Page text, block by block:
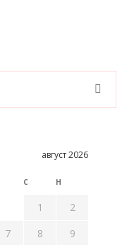
август 2026
С Н
1
2
7 8
9